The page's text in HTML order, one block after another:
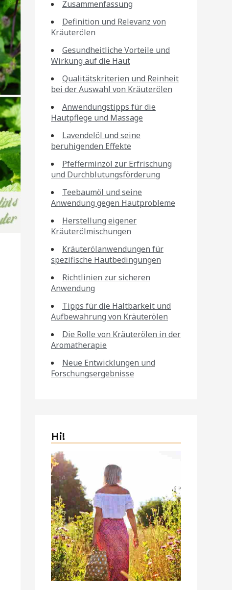
Zusammenfassung
Definition und Relevanz von
Kräuterölen
Gesundheitliche Vorteile und
Wirkung auf die Haut
Qualitätskriterien und Reinheit
bei der Auswahl von Kräuterölen
Anwendungstipps für die
Hautpflege und Massage
Lavendelöl und seine
beruhigenden Effekte
Pfefferminzöl zur Erfrischung
und Durchblutungsförderung
Teebaumöl und seine
Anwendung gegen Hautprobleme
Herstellung eigener
Kräuterölmischungen
Kräuterölanwendungen für
spezifische Hautbedingungen
Richtlinien zur sicheren
Anwendung
Tipps für die Haltbarkeit und
Aufbewahrung von Kräuterölen
Die Rolle von Kräuterölen in der
Aromatherapie
Neue Entwicklungen und
Forschungsergebnisse
Hi!